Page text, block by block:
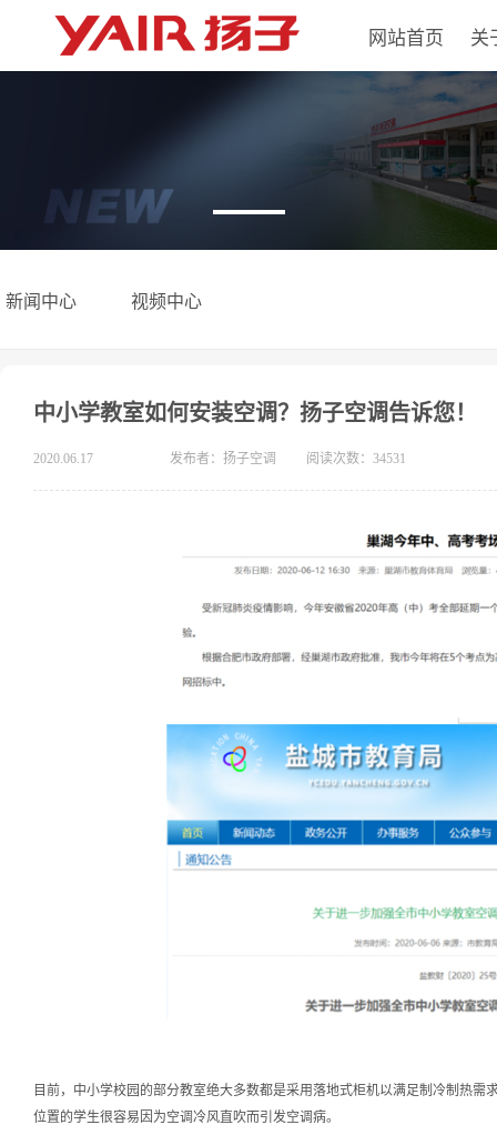
网站首页 关
新闻中心 视频中心
中小学教室如何安装空调？扬子空调告诉您！
2020.06.17 发布者：扬子空调 阅读次数：34531
目前，中小学校园的部分教室绝大多数都是采用落地式柜机以满足制冷制热
位置的学生很容易因为空调冷风直吹而引发空调病。